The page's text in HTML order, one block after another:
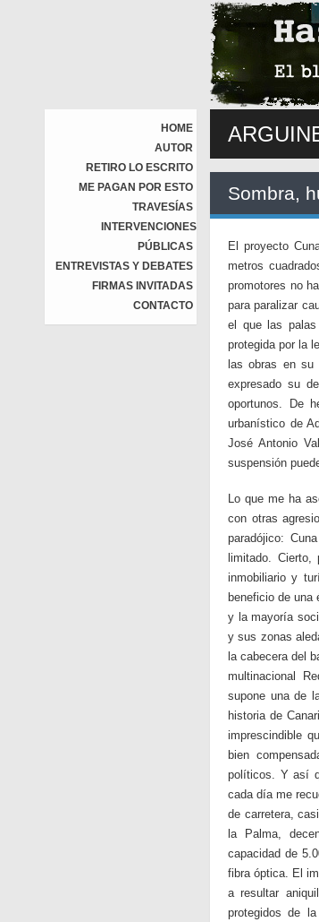
HOME
AUTOR
RETIRO LO ESCRITO
ME PAGAN POR ESTO
TRAVESÍAS
INTERVENCIONES
PÚBLICAS
ENTREVISTAS Y DEBATES
FIRMAS INVITADAS
CONTACTO
Sombra,
El proyecto
metros
promotores no
para paralizar
el que las palas
protegida por la
las obras en su
expresado su
oportunos. De
urbanístico de
José Antonio
suspensión
Lo que me ha
con otras
paradójico:
limitado.
inmobiliario y
beneficio de
y la mayoría
y sus zonas
la cabecera del
multinacional
supone una de
historia de
imprescindible
bien
políticos. Y así
cada día me
de carretera,
la Palma,
capacidad de
fibra óptica. El
a resultar
protegidos de